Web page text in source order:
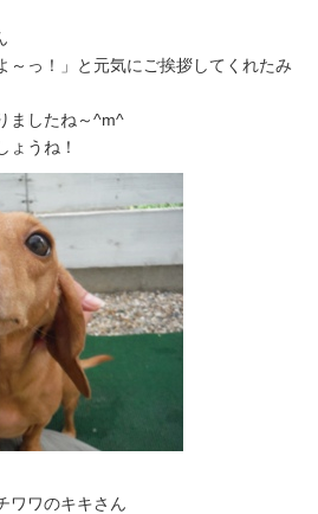
～っ！」と元気にご挨拶してくれたみ
ましたね～^m^
ょうね！
ワワのキキさん